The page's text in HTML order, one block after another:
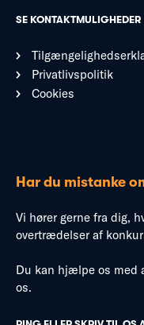
SE KONTAKTMULIGHEDER
Privatlivspolitik
Cookies
Har du mistanke
Vi hører gerne fra dig,
overtrædelser af
Du kan hjælpe os med
os.